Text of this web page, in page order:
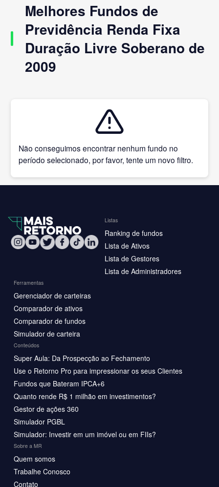
Melhores Fundos de
Previdência Renda Fixa
Duração Livre Soberano de
2009
Não conseguimos encontrar nenhum fundo no
período selecionado, por favor, tente um novo filtro.
Listas
Ranking de fundos
Lista de Ativos
Lista de Gestores
Lista de Administradores
Ferramentas
Gerenciador de carteiras
Comparador de ativos
Comparador de fundos
Simulador de carteira
Conteúdos
Super Aula: Da Prospecção ao Fechamento
Use o Retorno Pro para impressionar os seus Clientes
Fundos que Bateram IPCA+6
Quanto rende R$ 1 milhão em investimentos?
Gestor de ações 360
Simulador PGBL
Simulador: Investir em um imóvel ou em FIIs?
Sobre a MR
Quem somos
Trabalhe Conosco
Contato